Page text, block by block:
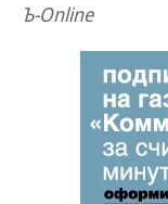
Ъ-Online